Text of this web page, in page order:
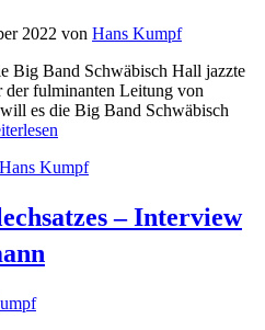
2022 von Hans Kumpf
Big Band Schwäbisch Hall jazzte
der fulminanten Leitung von
es die Big Band Schwäbisch
– Interview